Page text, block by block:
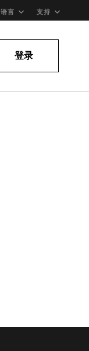
语言 支持
登录